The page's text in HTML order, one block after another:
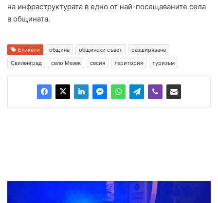
на инфраструктурата в едно от най-посещаваните села
в общината.
Етикети община общински съвет
разширяване
Свиленград
село Мезек сесия територия туризъм